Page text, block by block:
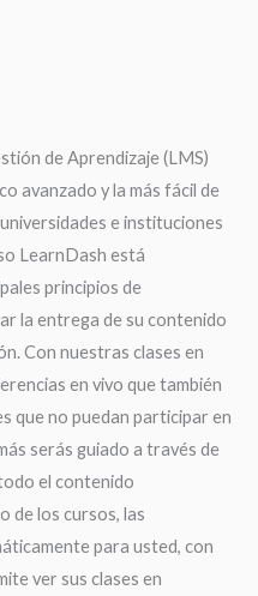
de Aprendizaje (LMS)
avanzado y la más fácil de
e instituciones
LearnDash está
principios de
la entrega de su contenido
Con nuestras clases en
en vivo que también
que no puedan participar en
serás guiado a través de
el contenido
de los cursos, las
para usted, con
ver sus clases en